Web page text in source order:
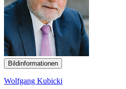
Bildinformationen
Wolfgang Kubicki